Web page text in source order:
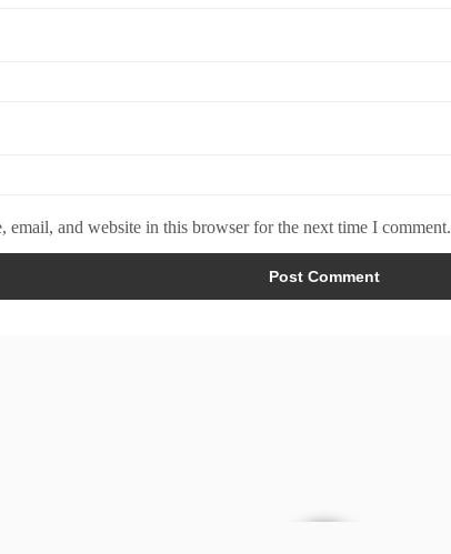
email, and website in this browser for the next time I comment.